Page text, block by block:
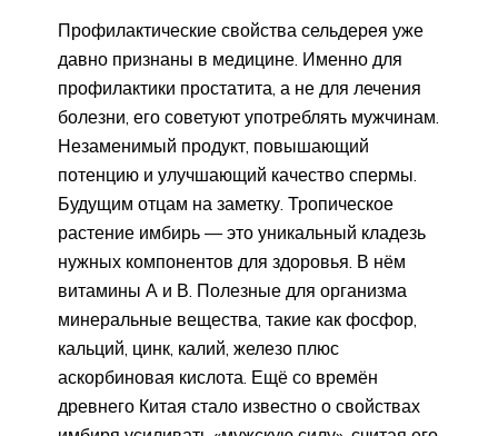
Профилактические свойства сельдерея уже
давно признаны в медицине. Именно для
профилактики простатита, а не для лечения
болезни, его советуют употреблять мужчинам.
Незаменимый продукт, повышающий
потенцию и улучшающий качество спермы.
Будущим отцам на заметку. Тропическое
растение имбирь — это уникальный кладезь
нужных компонентов для здоровья. В нём
витамины А и В. Полезные для организма
минеральные вещества, такие как фосфор,
кальций, цинк, калий, железо плюс
аскорбиновая кислота. Ещё со времён
древнего Китая стало известно о свойствах